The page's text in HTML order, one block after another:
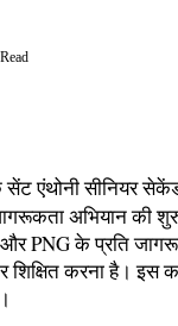
एंथोनी सीनियर
जागरूकता अभियान की
और PNG के प्रति
करना है। इस